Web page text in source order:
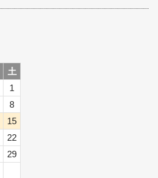
土
1
8
15
22
29